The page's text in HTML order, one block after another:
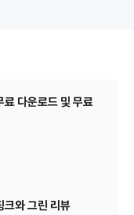
료 다운로드 및 무료
크와 그린 리뷰